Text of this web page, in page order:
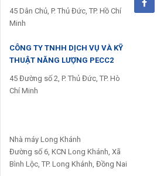
45 Dân Chủ, P. Thủ Đức, TP. Hồ Chí
Minh
CÔNG TY TNHH DỊCH VỤ VÀ KỸ
THUẬT NĂNG LƯỢNG PECC2
45 Đường số 2, P. Thủ Đức, TP. Hò
Chí Minh
Nhà máy Long Khánh
Đường số 6, KCN Long Khánh, Xã
Bình Lộc, TP. Long Khánh, Đồng Nai